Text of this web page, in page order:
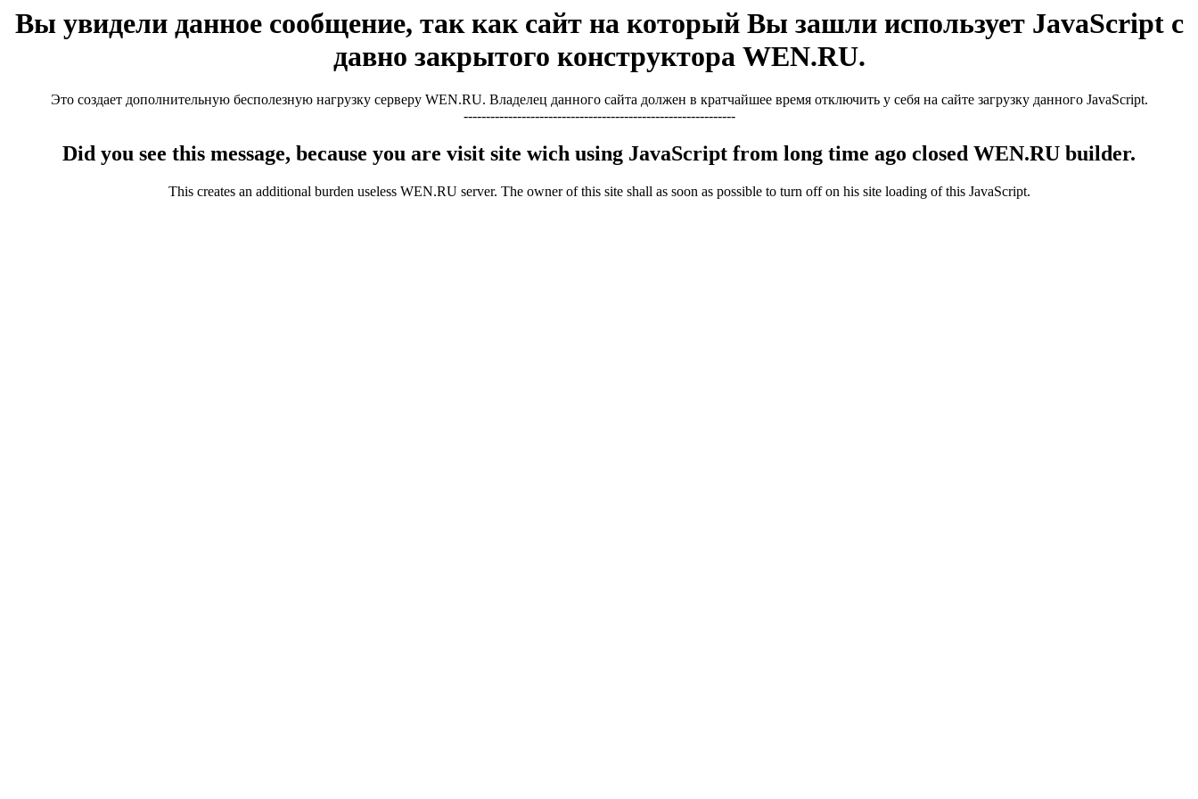
Вы увидели данное сообщение, так как сайт на который Вы зашли использует JavaScript с
давно закрытого конструктора WEN.RU.
Это создает дополнительную бесполезную нагрузку серверу WEN.RU. Владелец данного сайта должен в кратчайшее время отключить у себя на сайте загрузку данного JavaScript.
-------------------------------------------------------------
Did you see this message, because you are visit site wich using JavaScript from long time ago closed WEN.RU builder.
This creates an additional burden useless WEN.RU server. The owner of this site shall as soon as possible to turn off on his site loading of this JavaScript.